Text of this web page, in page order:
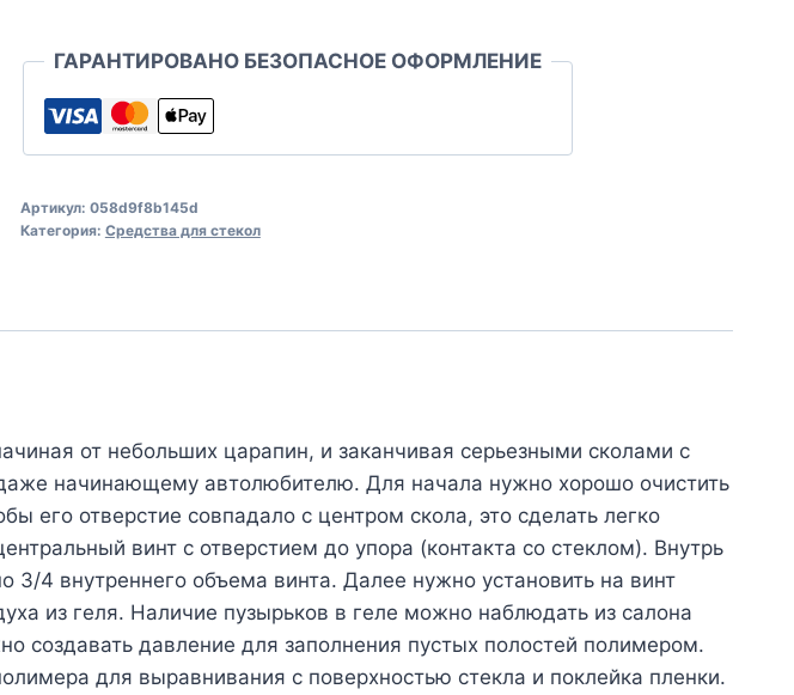
ГАРАНТИРОВАНО БЕЗОПАСНОЕ ОФОРМЛЕНИЕ
Артикул: 058d9f8b145d
Категория: Средства для стекол
от небольших царапин, и заканчивая серьезными сколами с
начинающему автолюбителю. Для начала нужно хорошо очистить
его отверстие совпадало с центром скола, это сделать легко
винт с отверстием до упора (контакта со стеклом). Внутрь
3/4 внутреннего объема винта. Далее нужно установить на винт
из геля. Наличие пузырьков в геле можно наблюдать из салона
создавать давление для заполнения пустых полостей полимером.
для выравнивания с поверхностью стекла и поклейка пленки.